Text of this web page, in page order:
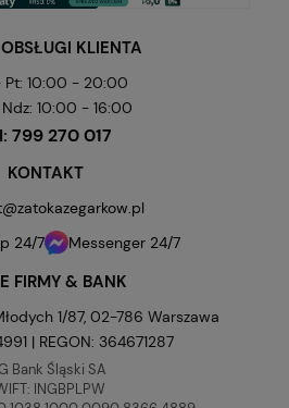
KLIENTA
Pt: 10:00 - 20:00
10:00 - 16:00
799 270 017
KONTAKT
24/7
Messenger 24/7
FIRMY & BANK
1/87, 02-786 Warszawa
| REGON: 364671287
Bank Śląski SA
INGBPLPW